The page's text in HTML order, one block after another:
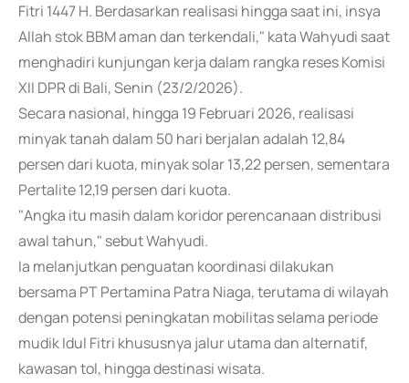
Fitri 1447 H. Berdasarkan realisasi hingga saat ini, insya
Allah stok BBM aman dan terkendali," kata Wahyudi saat
menghadiri kunjungan kerja dalam rangka reses Komisi
XII DPR di Bali, Senin (23/2/2026).
Secara nasional, hingga 19 Februari 2026, realisasi
minyak tanah dalam 50 hari berjalan adalah 12,84
persen dari kuota, minyak solar 13,22 persen, sementara
Pertalite 12,19 persen dari kuota.
"Angka itu masih dalam koridor perencanaan distribusi
awal tahun," sebut Wahyudi.
Ia melanjutkan penguatan koordinasi dilakukan
bersama PT Pertamina Patra Niaga, terutama di wilayah
dengan potensi peningkatan mobilitas selama periode
mudik Idul Fitri khususnya jalur utama dan alternatif,
kawasan tol, hingga destinasi wisata.